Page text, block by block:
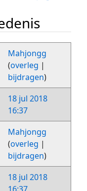
Mahjongg
(overleg |
bijdragen)
18 jul 2018
16:37
Mahjongg
(overleg |
bijdragen)
18 jul 2018